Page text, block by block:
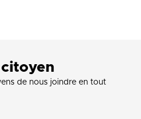
de nous joindre en tout